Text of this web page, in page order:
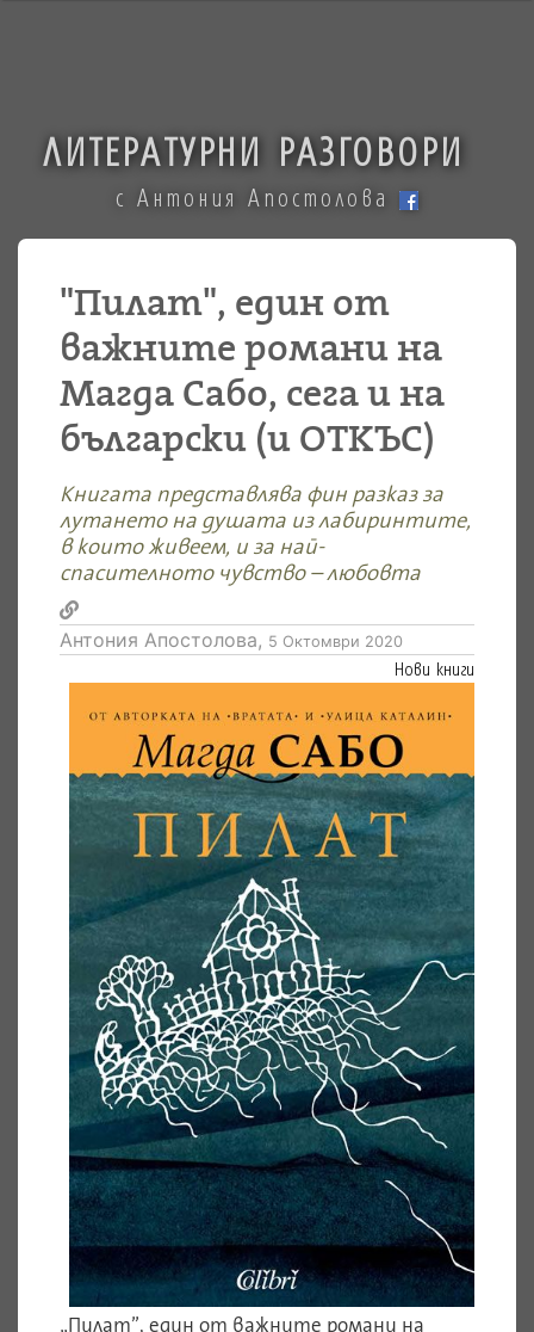
ЛИТЕРАТУРНИ РАЗГОВОРИ
с Антония Апостолова
"Пилат", един от
важните романи на
Магда Сабо, сега и на
български (и ОТКЪС)
Книгата представлява фин разказ за
лутането на душата из лабиринтите,
в които живеем, и за най-
спасителното чувство – любовта
Антония Апостолова, 5 Октомври 2020
Нови книги
„Пилат”, един от важните романи на